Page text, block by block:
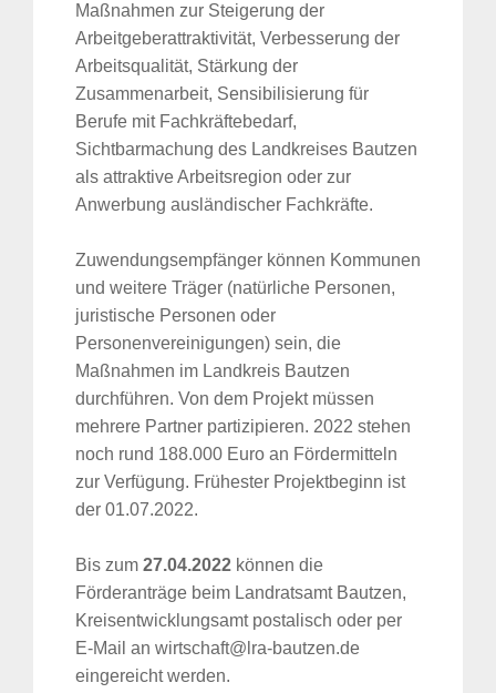
Maßnahmen zur Steigerung der
Arbeitgeberattraktivität, Verbesserung der
Arbeitsqualität, Stärkung der
Zusammenarbeit, Sensibilisierung für
Berufe mit Fachkräftebedarf,
Sichtbarmachung des Landkreises Bautzen
als attraktive Arbeitsregion oder zur
Anwerbung ausländischer Fachkräfte.
Zuwendungsempfänger können Kommunen
und weitere Träger (natürliche Personen,
juristische Personen oder
Personenvereinigungen) sein, die
Maßnahmen im Landkreis Bautzen
durchführen. Von dem Projekt müssen
mehrere Partner partizipieren. 2022 stehen
noch rund 188.000 Euro an Fördermitteln
zur Verfügung. Frühester Projektbeginn ist
der 01.07.2022.
Bis zum 27.04.2022 können die
Förderanträge beim Landratsamt Bautzen,
Kreisentwicklungsamt postalisch oder per
E-Mail an wirtschaft@lra-bautzen.de
eingereicht werden.